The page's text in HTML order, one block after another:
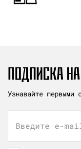
ПОДПИСКА
Узнавайте первыми
Введите e-